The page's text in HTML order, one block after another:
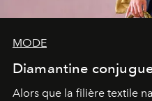
MODE
Diamantine
Alors que la filière textile